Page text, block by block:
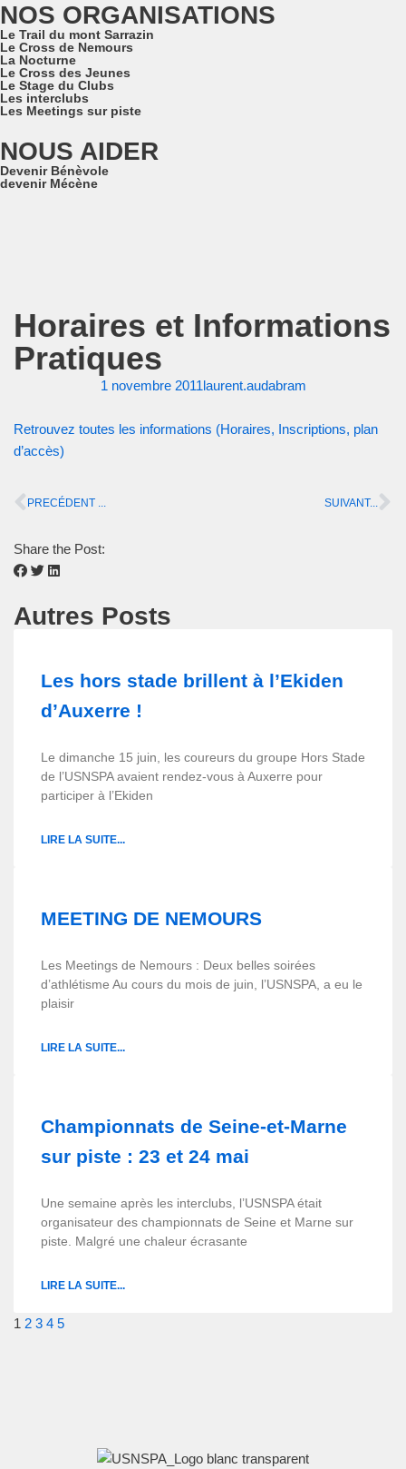
NOS ORGANISATIONS
Le Trail du mont Sarrazin
Le Cross de Nemours
La Nocturne
Le Cross des Jeunes
Le Stage du Clubs
Les interclubs
Les Meetings sur piste
NOUS AIDER
Devenir Bénèvole
devenir Mécène
Horaires et Informations
Pratiques
1 novembre 2011laurent.audabram
Retrouvez toutes les informations (Horaires, Inscriptions, plan
d’accès)
PRECÉDENT ... SUIVANT...
Share the Post:
Autres Posts
Les hors stade brillent à l’Ekiden
d’Auxerre !
Le dimanche 15 juin, les coureurs du groupe Hors Stade
de l’USNSPA avaient rendez-vous à Auxerre pour
participer à l’Ekiden
LIRE LA SUITE...
MEETING DE NEMOURS
Les Meetings de Nemours : Deux belles soirées
d’athlétisme Au cours du mois de juin, l’USNSPA, a eu le
plaisir
LIRE LA SUITE...
Championnats de Seine-et-Marne
sur piste : 23 et 24 mai
Une semaine après les interclubs, l’USNSPA était
organisateur des championnats de Seine et Marne sur
piste. Malgré une chaleur écrasante
LIRE LA SUITE...
1 2 3 4 5